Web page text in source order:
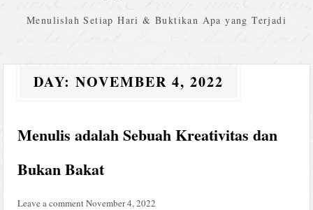
Menulislah Setiap Hari & Buktikan Apa yang Terjadi
DAY:NOVEMBER 4, 2022
Menulis adalah Sebuah Kreativitas dan
Bukan Bakat
Leave a comment November 4, 2022